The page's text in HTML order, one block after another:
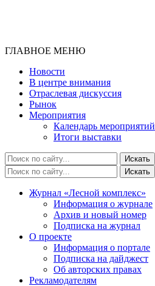
ГЛАВНОЕ МЕНЮ
Новости
В центре внимания
Отраслевая дискуссия
Рынок
Мероприятия
Календарь мероприятий
Итоги выставки
Журнал «Лесной комплекс»
Информация о журнале
Архив и новый номер
Подписка на журнал
О проекте
Информация о портале
Подписка на дайджест
Об авторских правах
Рекламодателям